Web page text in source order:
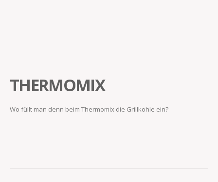
THERMOMIX
Wo füllt man denn beim Thermomix die Grillkohle ein?